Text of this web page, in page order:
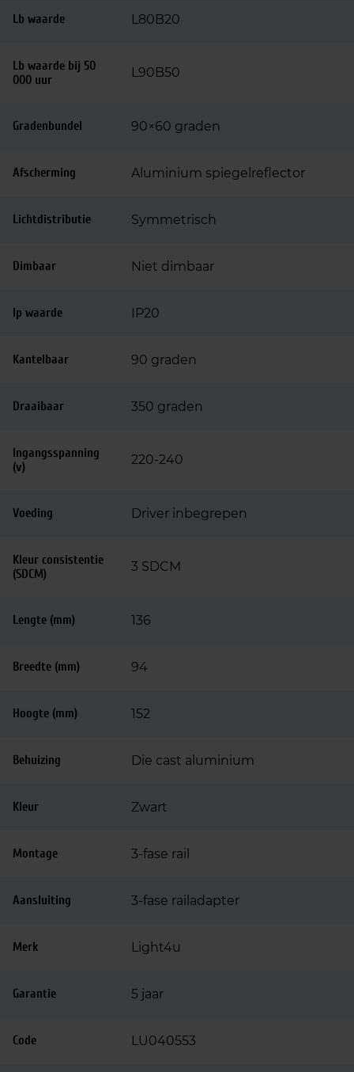
Lb waarde L80B20
Lb waarde bij 50
000 uur
L90B50
Gradenbundel 90×60 graden
Afscherming Aluminium spiegelreflector
Lichtdistributie Symmetrisch
Dimbaar Niet dimbaar
Ip waarde IP20
Kantelbaar 90 graden
Draaibaar 350 graden
Ingangsspanning
(v)
220-240
Voeding Driver inbegrepen
Kleur consistentie
(SDCM)
3 SDCM
Lengte (mm) 136
Breedte (mm) 94
Hoogte (mm) 152
Behuizing Die cast aluminium
Kleur Zwart
Montage 3-fase rail
Aansluiting 3-fase railadapter
Merk Light4u
Garantie 5 jaar
Code LU040553